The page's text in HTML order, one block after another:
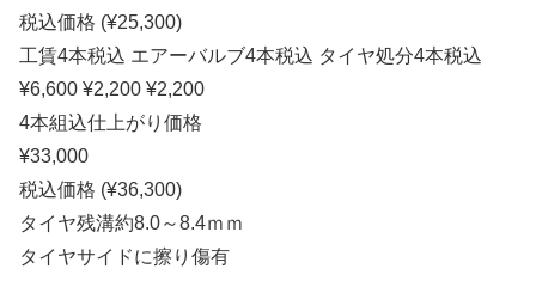
税込価格 (¥25,300)
工賃4本税込 エアーバルブ4本税込 タイヤ処分4本税込
¥6,600 ¥2,200 ¥2,200
4本組込仕上がり価格
¥33,000
税込価格 (¥36,300)
タイヤ残溝約8.0～8.4ｍｍ
タイヤサイドに擦り傷有